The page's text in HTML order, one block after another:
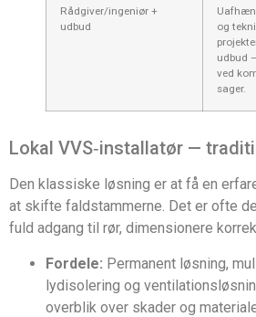
Rådgiver/ingeniør +
udbud
og
udbud
ved
sager.
Lokal VVS‑installatør —
Den klassiske løsning er at få en
at skifte faldstammerne. Det er ofte
fuld adgang til rør, dimensionere
Fordele: Permanent løsning,
lydisolering og
overblik over skader og